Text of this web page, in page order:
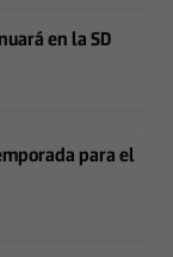
en la SD
para el